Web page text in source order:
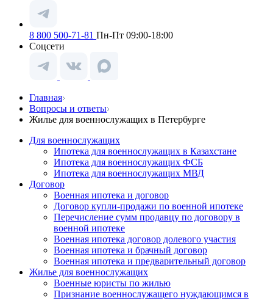
8 800 500-71-81 Пн-Пт 09:00-18:00
Соцсети
Главная
Вопросы и ответы
Жилье для военнослужащих в Петербурге
Для военнослужащих
Ипотека для военнослужащих в Казахстане
Ипотека для военнослужащих ФСБ
Ипотека для военнослужащих МВД
Договор
Военная ипотека и договор
Договор купли-продажи по военной ипотеке
Перечисление сумм продавцу по договору в
военной ипотеке
Военная ипотека договор долевого участия
Военная ипотека и брачный договор
Военная ипотека и предварительный договор
Жилье для военнослужащих
Военные юристы по жилью
Признание военнослужащего нуждающимся в